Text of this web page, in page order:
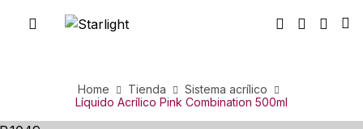
Home Tienda
Sistema acrílico
Líquido Acrílico Pink Combination 500ml